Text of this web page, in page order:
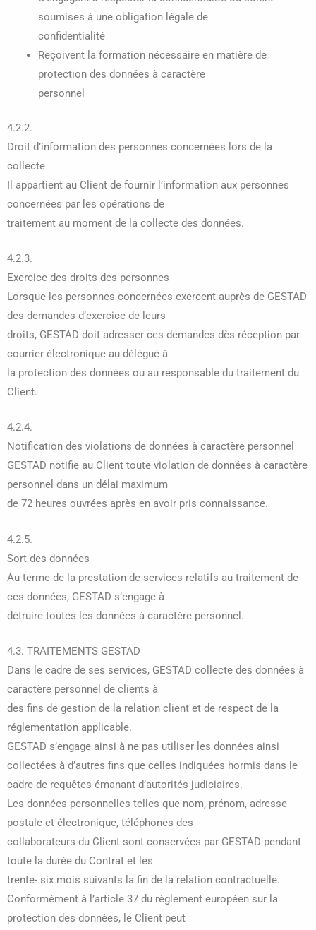
soumises à une obligation légale de
confidentialité
Reçoivent la formation nécessaire en matière de
protection des données à caractère
personnel
4.2.2.
Droit d’information des personnes concernées lors de la
collecte
Il appartient au Client de fournir l’information aux personnes
concernées par les opérations de
traitement au moment de la collecte des données.
4.2.3.
Exercice des droits des personnes
Lorsque les personnes concernées exercent auprès de GESTAD
des demandes d’exercice de leurs
droits, GESTAD doit adresser ces demandes dès réception par
courrier électronique au délégué à
la protection des données ou au responsable du traitement du
Client.
4.2.4.
Notification des violations de données à caractère personnel
GESTAD notifie au Client toute violation de données à caractère
personnel dans un délai maximum
de 72 heures ouvrées après en avoir pris connaissance.
4.2.5.
Sort des données
Au terme de la prestation de services relatifs au traitement de
ces données, GESTAD s’engage à
détruire toutes les données à caractère personnel.
4.3. TRAITEMENTS GESTAD
Dans le cadre de ses services, GESTAD collecte des données à
caractère personnel de clients à
des fins de gestion de la relation client et de respect de la
réglementation applicable.
GESTAD s’engage ainsi à ne pas utiliser les données ainsi
collectées à d’autres fins que celles indiquées hormis dans le
cadre de requêtes émanant d’autorités judiciaires.
Les données personnelles telles que nom, prénom, adresse
postale et électronique, téléphones des
collaborateurs du Client sont conservées par GESTAD pendant
toute la durée du Contrat et les
trente- six mois suivants la fin de la relation contractuelle.
Conformément à l’article 37 du règlement européen sur la
protection des données, le Client peut